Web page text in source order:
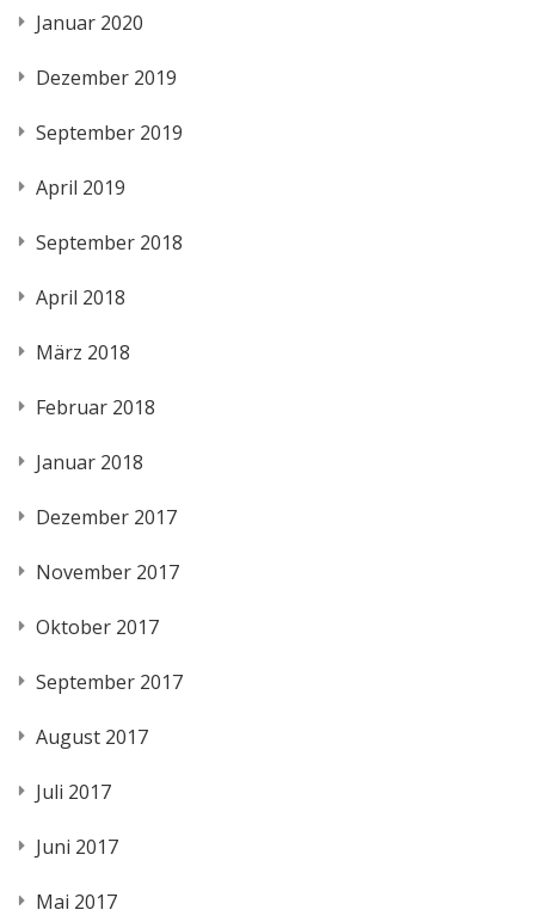
Januar 2020
Dezember 2019
September 2019
April 2019
September 2018
April 2018
März 2018
Februar 2018
Januar 2018
Dezember 2017
November 2017
Oktober 2017
September 2017
August 2017
Juli 2017
Juni 2017
Mai 2017